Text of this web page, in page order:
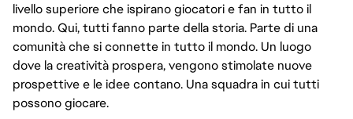
livello superiore che ispirano giocatori e fan in tutto il
mondo. Qui, tutti fanno parte della storia. Parte di una
comunità che si connette in tutto il mondo. Un luogo
dove la creatività prospera, vengono stimolate nuove
prospettive e le idee contano. Una squadra in cui tutti
possono giocare.